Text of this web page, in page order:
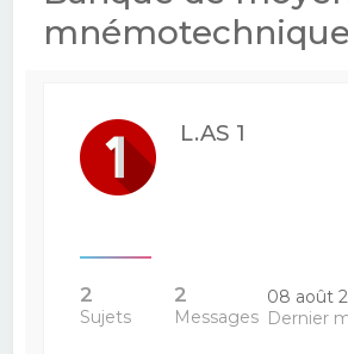
L.AS 1
2
Sujets
2
Messages
08 août
Dernier